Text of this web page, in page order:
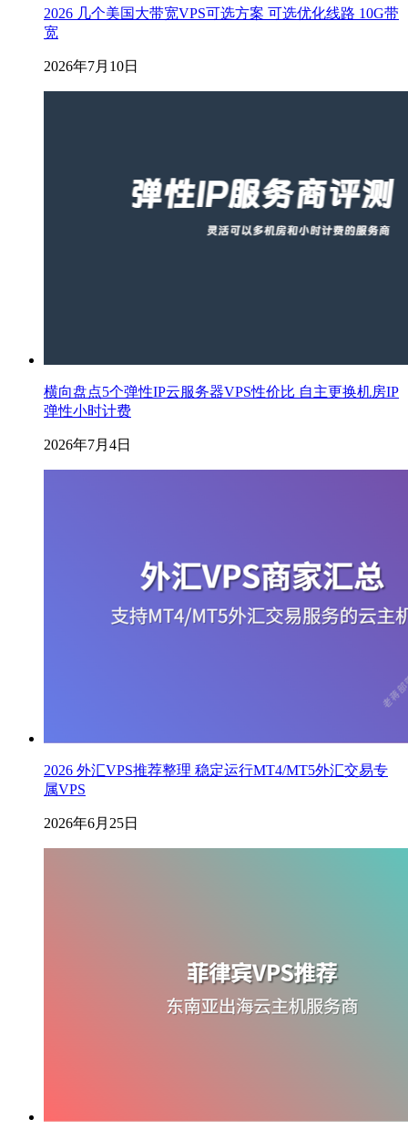
2026 几个美国大带宽VPS可选方案 可选优化线路 10G带
宽
2026年7月10日
横向盘点5个弹性IP云服务器VPS性价比 自主更换机房IP
弹性小时计费
2026年7月4日
2026 外汇VPS推荐整理 稳定运行MT4/MT5外汇交易专
属VPS
2026年6月25日